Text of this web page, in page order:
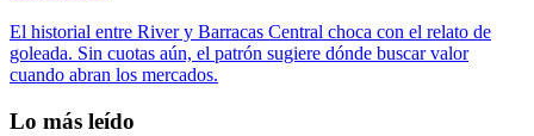
El historial entre River y Barracas Central choca con el relato de
goleada. Sin cuotas aún, el patrón sugiere dónde buscar valor
cuando abran los mercados.
Lo más leído